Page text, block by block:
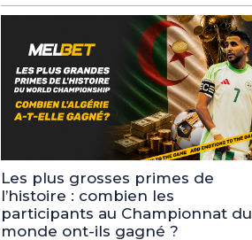
Les plus grosses primes de
l’histoire : combien les
participants au Championnat du
monde ont-ils gagné ?